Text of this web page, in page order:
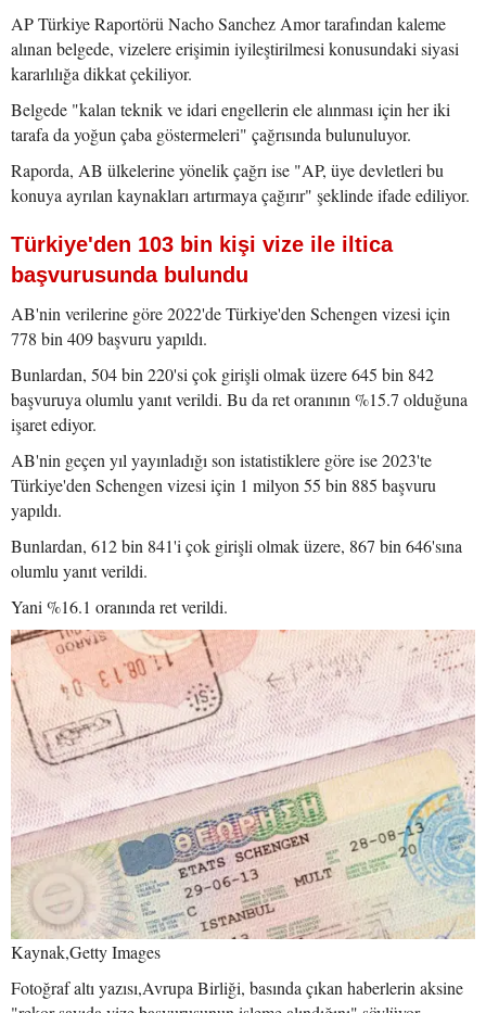
AP Türkiye Raportörü Nacho Sanchez Amor tarafından kaleme
alınan belgede, vizelere erişimin iyileştirilmesi konusundaki siyasi
kararlılığa dikkat çekiliyor.
Belgede "kalan teknik ve idari engellerin ele alınması için her iki
tarafa da yoğun çaba göstermeleri" çağrısında bulunuluyor.
Raporda, AB ülkelerine yönelik çağrı ise "AP, üye devletleri bu
konuya ayrılan kaynakları artırmaya çağırır" şeklinde ifade ediliyor.
Türkiye'den 103 bin kişi vize ile iltica
başvurusunda bulundu
AB'nin verilerine göre 2022'de Türkiye'den Schengen vizesi için
778 bin 409 başvuru yapıldı.
Bunlardan, 504 bin 220'si çok girişli olmak üzere 645 bin 842
başvuruya olumlu yanıt verildi. Bu da ret oranının %15.7 olduğuna
işaret ediyor.
AB'nin geçen yıl yayınladığı son istatistiklere göre ise 2023'te
Türkiye'den Schengen vizesi için 1 milyon 55 bin 885 başvuru
yapıldı.
Bunlardan, 612 bin 841'i çok girişli olmak üzere, 867 bin 646'sına
olumlu yanıt verildi.
Yani %16.1 oranında ret verildi.
Kaynak,Getty Images
Fotoğraf altı yazısı,Avrupa Birliği, basında çıkan haberlerin aksine